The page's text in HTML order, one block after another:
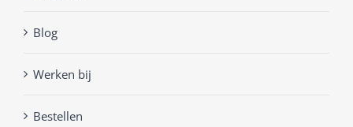
Blog
Werken bij
Bestellen